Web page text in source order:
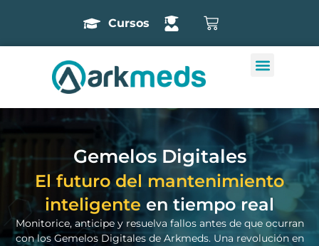
Cursos
Gemelos Digitales
El futuro del mantenimiento
inteligente en tiempo real
Monitorice, anticipe y resuelva fallos antes de que ocurran
con los Gemelos Digitales de Arkmeds. Una revolución en